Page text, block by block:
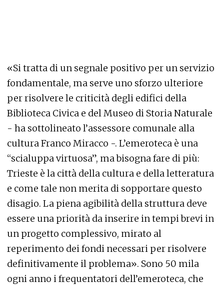
«Si tratta di un segnale positivo per un servizio
fondamentale, ma serve uno sforzo ulteriore
per risolvere le criticità degli edifici della
Biblioteca Civica e del Museo di Storia Naturale
- ha sottolineato l’assessore comunale alla
cultura Franco Miracco -. L’emeroteca è una
“scialuppa virtuosa”, ma bisogna fare di più:
Trieste è la città della cultura e della letteratura
e come tale non merita di sopportare questo
disagio. La piena agibilità della struttura deve
essere una priorità da inserire in tempi brevi in
un progetto complessivo, mirato al
reperimento dei fondi necessari per risolvere
definitivamente il problema». Sono 50 mila
ogni anno i frequentatori dell’emeroteca, che